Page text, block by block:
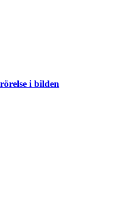
i bilden